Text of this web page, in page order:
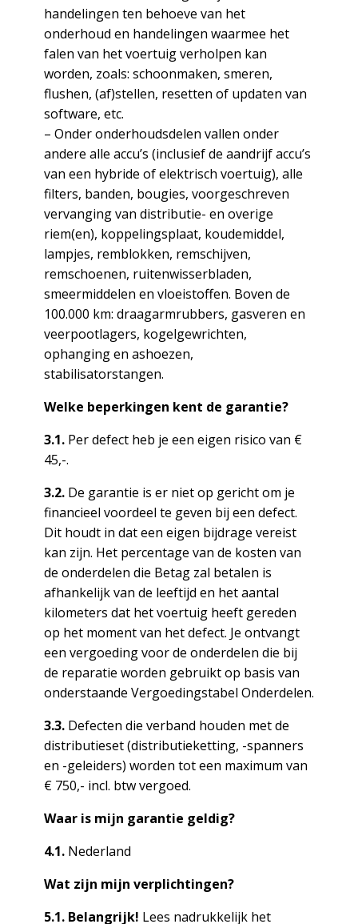
handelingen ten behoeve van het
onderhoud en handelingen waarmee het
falen van het voertuig verholpen kan
worden, zoals: schoonmaken, smeren,
flushen, (af)stellen, resetten of updaten van
software, etc.
– Onder onderhoudsdelen vallen onder
andere alle accu’s (inclusief de aandrijf accu’s
van een hybride of elektrisch voertuig), alle
filters, banden, bougies, voorgeschreven
vervanging van distributie- en overige
riem(en), koppelingsplaat, koudemiddel,
lampjes, remblokken, remschijven,
remschoenen, ruitenwisserbladen,
smeermiddelen en vloeistoffen. Boven de
100.000 km: draagarmrubbers, gasveren en
veerpootlagers, kogelgewrichten,
ophanging en ashoezen,
stabilisatorstangen.
Welke beperkingen kent de garantie?
3.1.Per defect heb je een eigen risico van €
45,-.
3.2.De garantie is er niet op gericht om je
financieel voordeel te geven bij een defect.
Dit houdt in dat een eigen bijdrage vereist
kan zijn. Het percentage van de kosten van
de onderdelen die Betag zal betalen is
afhankelijk van de leeftijd en het aantal
kilometers dat het voertuig heeft gereden
op het moment van het defect. Je ontvangt
een vergoeding voor de onderdelen die bij
de reparatie worden gebruikt op basis van
onderstaande Vergoedingstabel Onderdelen.
3.3.Defecten die verband houden met de
distributieset (distributieketting, -spanners
en -geleiders) worden tot een maximum van
€ 750,- incl. btw vergoed.
Waar is mijn garantie geldig?
4.1. Nederland
Wat zijn mijn verplichtingen?
5.1. Belangrijk! Lees nadrukkelijk het